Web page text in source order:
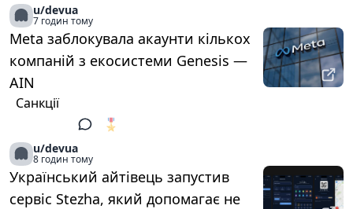
u/devua
7 годин тому
Meta заблокувала акаунти кількох
компаній з екосистеми Genesis —
AIN
Санкції
🎖️
u/devua
8 годин тому
Український айтівець запустив
сервіс Stezha, який допомагає не